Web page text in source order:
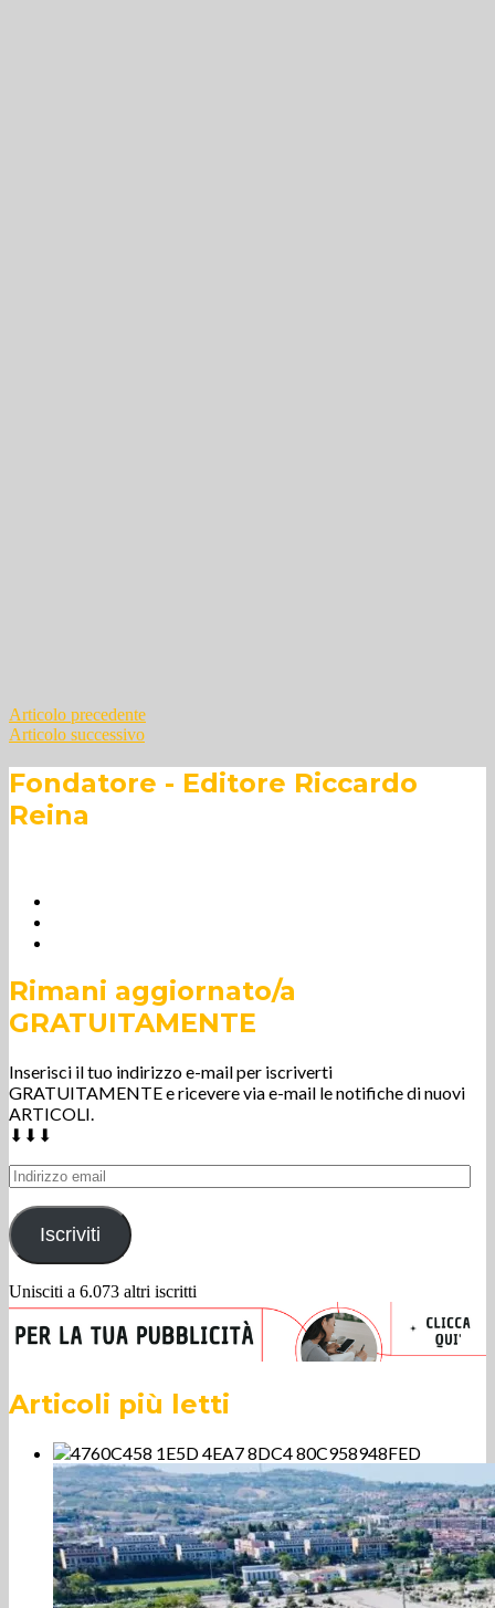
Navigazione
articoli
Articolo precedente
Articolo successivo
Fondatore - Editore Riccardo
Reina
Rimani aggiornato/a
GRATUITAMENTE
Inserisci il tuo indirizzo e-mail per iscriverti
GRATUITAMENTE e ricevere via e-mail le notifiche di nuovi
ARTICOLI.
⬇⬇⬇
Indirizzo
email
Iscriviti
Unisciti a 6.073 altri iscritti
Articoli più letti